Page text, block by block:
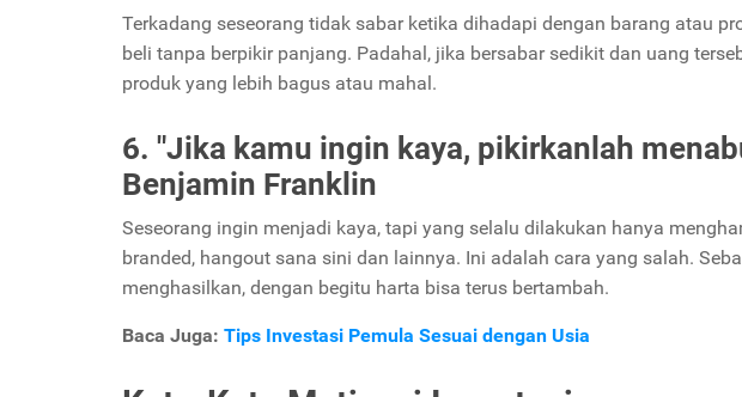
Terkadang seseorang tidak sabar ketika dihadapi dengan barang atau
beli tanpa berpikir panjang. Padahal, jika bersabar sedikit dan uang
produk yang lebih bagus atau mahal.
6. "Jika kamu ingin kaya, pikirkanlah
Benjamin Franklin
Seseorang ingin menjadi kaya, tapi yang selalu dilakukan hanya
branded, hangout sana sini dan lainnya. Ini adalah cara yang salah.
menghasilkan, dengan begitu harta bisa terus bertambah.
Baca Juga: Tips Investasi Pemula Sesuai dengan Usia